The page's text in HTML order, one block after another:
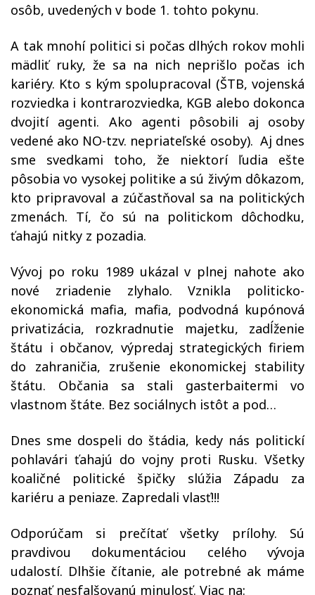
osôb, uvedených v bode 1. tohto pokynu.
A tak mnohí politici si počas dlhých rokov mohli
mädliť ruky, že sa na nich neprišlo počas ich
kariéry. Kto s kým spolupracoval (ŠTB, vojenská
rozviedka i kontrarozviedka, KGB alebo dokonca
dvojití agenti. Ako agenti pôsobili aj osoby
vedené ako NO-tzv. nepriateľské osoby). Aj dnes
sme svedkami toho, že niektorí ľudia ešte
pôsobia vo vysokej politike a sú živým dôkazom,
kto pripravoval a zúčastňoval sa na politických
zmenách. Tí, čo sú na politickom dôchodku,
ťahajú nitky z pozadia.
Vývoj po roku 1989 ukázal v plnej nahote ako
nové zriadenie zlyhalo. Vznikla politicko-
ekonomická mafia, mafia, podvodná kupónová
privatizácia, rozkradnutie majetku, zadĺženie
štátu i občanov, výpredaj strategických firiem
do zahraničia, zrušenie ekonomickej stability
štátu. Občania sa stali gasterbaitermi vo
vlastnom štáte. Bez sociálnych istôt a pod…
Dnes sme dospeli do štádia, kedy nás politickí
pohlavári ťahajú do vojny proti Rusku. Všetky
koaličné politické špičky slúžia Západu za
kariéru a peniaze. Zapredali vlasť!!!
Odporúčam si prečítať všetky prílohy. Sú
pravdivou dokumentáciou celého vývoja
udalostí. Dlhšie čítanie, ale potrebné ak máme
poznať nesfalšovanú minulosť. Viac na: